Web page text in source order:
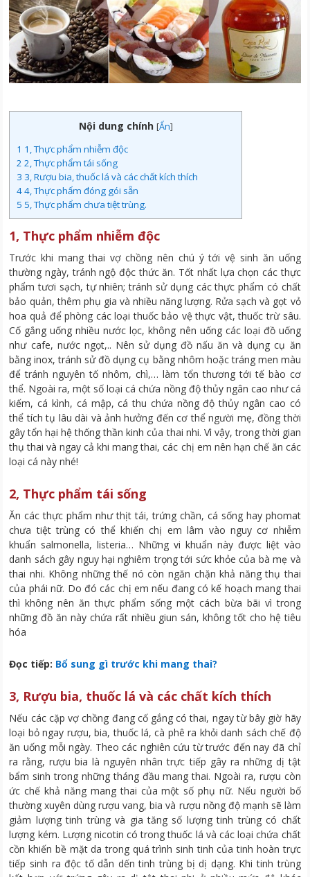
Nội dung chính [Ẩn]
1 1, Thực phẩm nhiễm độc
2 2, Thực phẩm tái sống
3 3, Rượu bia, thuốc lá và các chất kích thích
44, Thực phẩm đóng gói sẵn
5 5, Thực phẩm chưa tiệt trùng.
1, Thực phẩm nhiễm độc
Trước khi mang thai vợ chồng nên chú ý tới vệ sinh ăn uống
thường ngày, tránh ngộ độc thức ăn. Tốt nhất lựa chọn các thực
phẩm tươi sạch, tự nhiên; tránh sử dụng các thực phẩm có chất
bảo quản, thêm phụ gia và nhiều năng lượng. Rửa sạch và gọt vỏ
hoa quả để phòng các loại thuốc bảo vệ thực vật, thuốc trừ sâu.
Cố gắng uống nhiều nước lọc, không nên uống các loại đồ uống
như cafe, nước ngọt,.. Nên sử dụng đồ nấu ăn và dụng cụ ăn
bằng inox, tránh sử đồ dụng cụ bằng nhôm hoặc tráng men màu
để tránh nguyên tố nhôm, chì,… làm tổn thương tới tế bào cơ
thể. Ngoài ra, một số loại cá chứa nồng độ thủy ngân cao như cá
kiếm, cá kình, cá mập, cá thu chứa nồng độ thủy ngân cao có
thể tích tụ lâu dài và ảnh hưởng đến cơ thể người mẹ, đồng thời
gây tổn hại hệ thống thần kinh của thai nhi. Vì vậy, trong thời gian
thụ thai và ngay cả khi mang thai, các chị em nên hạn chế ăn các
loại cá này nhé!
2, Thực phẩm tái sống
Ăn các thực phẩm như thịt tái, trứng chần, cá sống hay phomat
chưa tiệt trùng có thể khiến chị em lâm vào nguy cơ nhiễm
khuẩn salmonella, listeria… Những vi khuẩn này được liệt vào
danh sách gây nguy hại nghiêm trọng tới sức khỏe của bà mẹ và
thai nhi. Không những thế nó còn ngăn chặn khả năng thụ thai
của phái nữ. Do đó các chị em nếu đang có kế hoạch mang thai
thì không nên ăn thực phẩm sống một cách bừa bãi vì trong
những đồ ăn này chứa rất nhiều giun sán, không tốt cho hệ tiêu
hóa
Đọc tiếp: Bổ sung gì trước khi mang thai?
3, Rượu bia, thuốc lá và các chất kích thích
Nếu các cặp vợ chồng đang cố gắng có thai, ngay từ bây giờ hãy
loại bỏ ngay rượu, bia, thuốc lá, cà phê ra khỏi danh sách chế độ
ăn uống mỗi ngày. Theo các nghiên cứu từ trước đến nay đã chỉ
ra rằng, rượu bia là nguyên nhân trực tiếp gây ra những dị tật
bẩm sinh trong những tháng đầu mang thai. Ngoài ra, rượu còn
ức chế khả năng mang thai của một số phụ nữ. Nếu người bố
thường xuyên dùng rượu vang, bia và rượu nồng độ mạnh sẽ làm
giảm lượng tinh trùng và gia tăng số lượng tinh trùng có chất
lượng kém. Lượng nicotin có trong thuốc lá và các loại chứa chất
cồn khiến bề mặt da trong quá trình sinh tinh của tinh hoàn trực
tiếp sinh ra độc tố dẫn dến tinh trùng bị dị dạng. Khi tinh trùng